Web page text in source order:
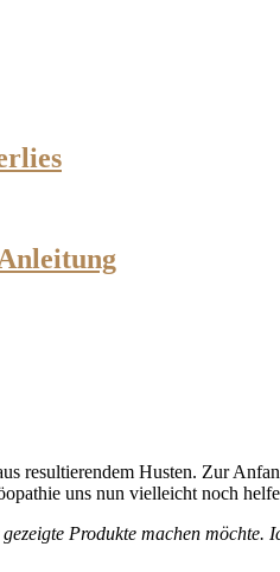
resultierendem Husten. Zur
uns nun vielleicht noch
Produkte machen